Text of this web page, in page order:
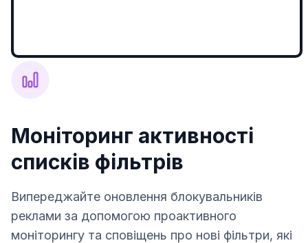
Моніторинг активності
списків фільтрів
Випереджайте оновлення блокувальників
реклами за допомогою проактивного
моніторингу та сповіщень про нові фільтри, які